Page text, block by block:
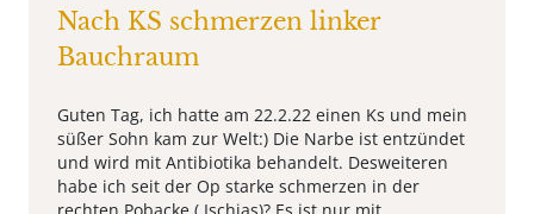
Nach KS schmerzen linker
Bauchraum
Guten Tag, ich hatte am 22.2.22 einen Ks und mein
süßer Sohn kam zur Welt:) Die Narbe ist entzündet
und wird mit Antibiotika behandelt. Desweiteren
habe ich seit der Op starke schmerzen in der